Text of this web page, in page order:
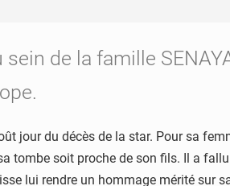
de la famille
jour du décès de la star. Pour sa
tombe soit proche de son fils. Il a
lui rendre un hommage mérité sur